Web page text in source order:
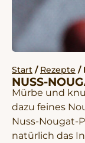
Start / Rezepte /
NUSS-
Mürbe und
dazu feines
Nuss-Nougat-
natürlich das